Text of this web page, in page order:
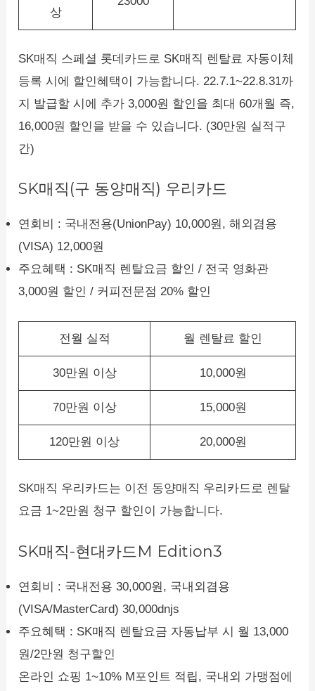
상
SK매직 스페셜 롯데카드로 SK매직 렌탈료 자동이체
등록 시에 할인혜택이 가능합니다. 22.7.1~22.8.31까
지 발급할 시에 추가 3,000원 할인을 최대 60개월 즉,
16,000원 할인을 받을 수 있습니다. (30만원 실적구
간)
SK매직(구 동양매직) 우리카드
연회비 : 국내전용(UnionPay) 10,000원, 해외겸용
(VISA) 12,000원
주요혜택 : SK매직 렌탈요금 할인 / 전국 영화관
3,000원 할인 / 커피전문점 20% 할인
전월 실적 월 렌탈료 할인
30만원 이상 10,000원
70만원 이상 15,000원
120만원 이상 20,000원
SK매직 우리카드는 이전 동양매직 우리카드로 렌탈
요금 1~2만원 청구 할인이 가능합니다.
SK매직-현대카드M Edition3
연회비 : 국내전용 30,000원, 국내외겸용
(VISA/MasterCard) 30,000dnjs
주요혜택 : SK매직 렌탈요금 자동납부 시 월 13,000
원/2만원 청구할인
온라인 쇼핑 1~10% M포인트 적립, 국내외 가맹점에